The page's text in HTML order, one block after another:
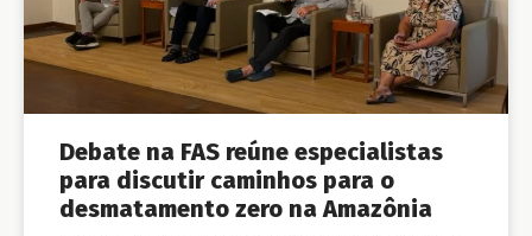
Debate na FAS reúne especialistas
para discutir caminhos para o
desmatamento zero na Amazônia